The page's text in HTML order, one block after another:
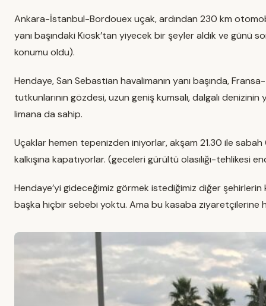
Ankara-İstanbul-Bordouex uçak, ardından 230 km
yanı başındaki Kiosk’tan yiyecek bir şeyler aldık ve günü
konumu oldu).
Hendaye, San Sebastian havalimanın yanı başında,
tutkunlarının gözdesi, uzun geniş kumsalı, dalgalı
limana da sahip.
Uçaklar hemen tepenizden iniyorlar, akşam 21.30 ile
kalkışına kapatıyorlar. (geceleri gürültü olasılığı-tehlikesi
Hendaye’yi gideceğimiz görmek istediğimiz diğer
başka hiçbir sebebi yoktu. Ama bu kasaba ziyaretçilerine